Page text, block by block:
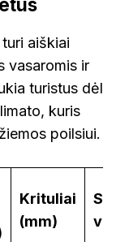
aiškiai
vasaromis ir
turistus dėl
kuris
poilsiui.
Krituliai
(mm)
val.